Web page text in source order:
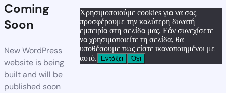
Coming
Soon
New WordPress
website is being
built and will be
published soon
Χρησιμοποιούμε cookies για να σας
προσφέρουμε την καλύτερη δυνατή
εμπειρία στη σελίδα μας. Εάν συνεχίσετε
να χρησιμοποιείτε τη σελίδα, θα
υποθέσουμε πως είστε ικανοποιημένοι με
αυτό.
Εντάξει Όχι